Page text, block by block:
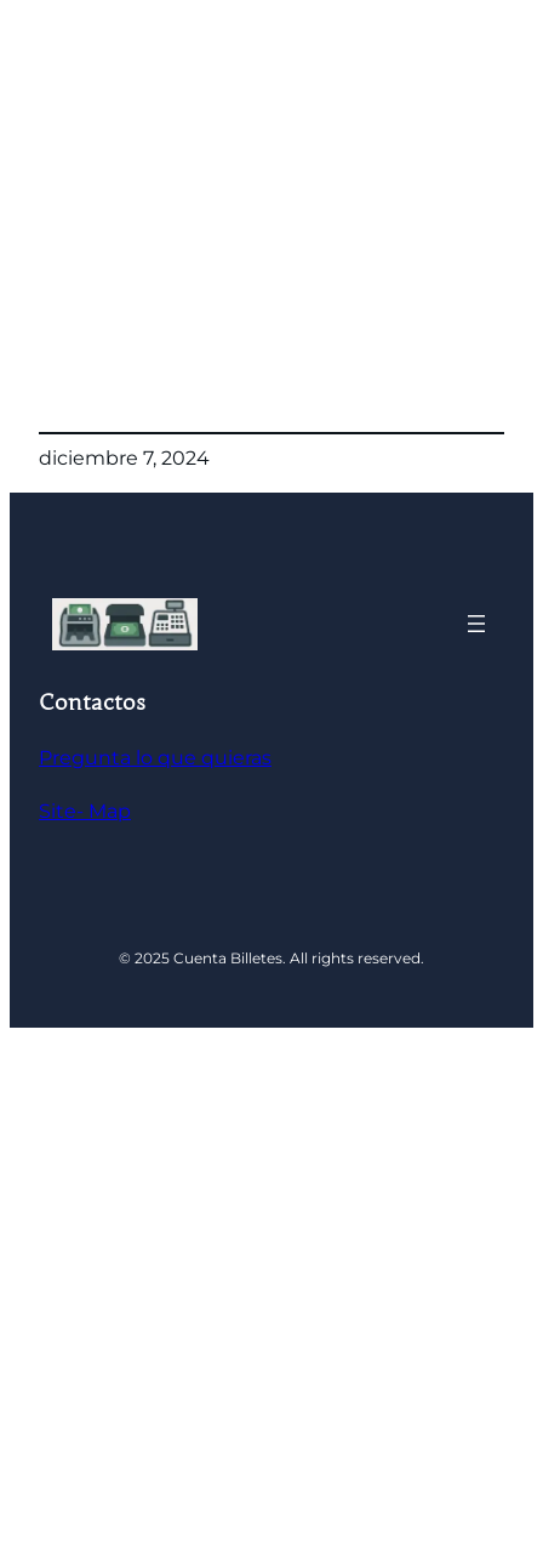
diciembre 7, 2024
Contactos
Pregunta lo que quieras
Site- Map
© 2025 Cuenta Billetes. All rights reserved.